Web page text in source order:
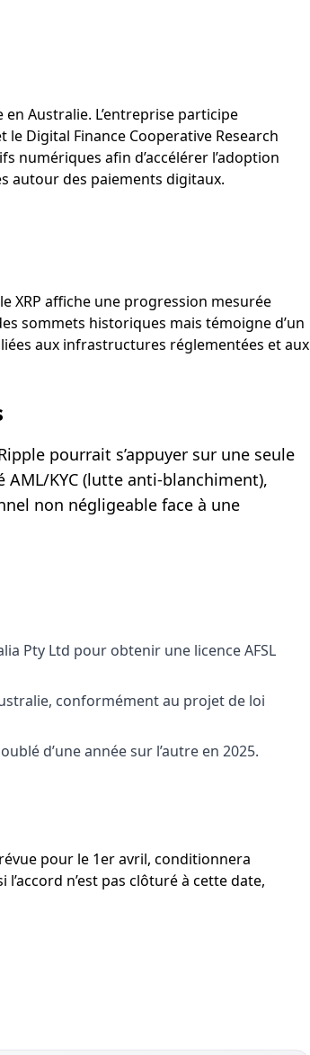
Australie. L’entreprise participe
Digital Finance Cooperative Research
numériques afin d’accélérer l’adoption
autour des paiements digitaux.
XRP affiche une progression mesurée
sommets historiques mais témoigne d’un
aux infrastructures réglementées et aux
pourrait s’appuyer sur une seule
KYC (lutte anti-blanchiment),
non négligeable face à une
Pty Ltd pour obtenir une licence AFSL
conformément au projet de loi
d’une année sur l’autre en 2025.
pour le 1er avril, conditionnera
l’accord n’est pas clôturé à cette date,